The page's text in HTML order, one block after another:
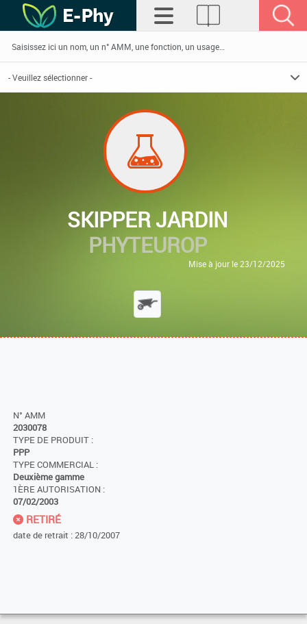
SKIPPER JARDIN
PHYTEUROP
Mise à jour le 23/12/2025
N° AMM
2030078
TYPE DE PRODUIT :
PPP
TYPE COMMERCIAL :
Deuxième gamme
1ÈRE AUTORISATION :
07/02/2003
RETIRÉ
date de retrait : 28/10/2007